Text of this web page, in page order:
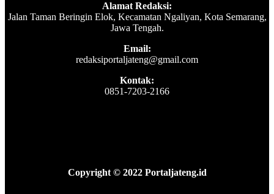
Alamat Redaksi:
Jalan Taman Beringin Elok, Kecamatan Ngaliyan, Kota Semarang,
Jawa Tengah.
Email:
redaksiportaljateng@gmail.com
Kontak:
0851-7203-2166
Copyright © 2022 Portaljateng.id